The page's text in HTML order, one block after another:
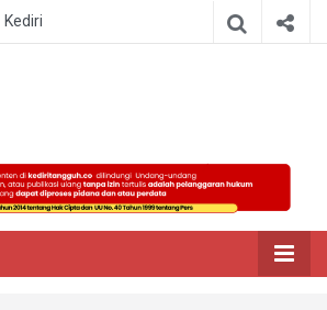
Kediri
Tangguh